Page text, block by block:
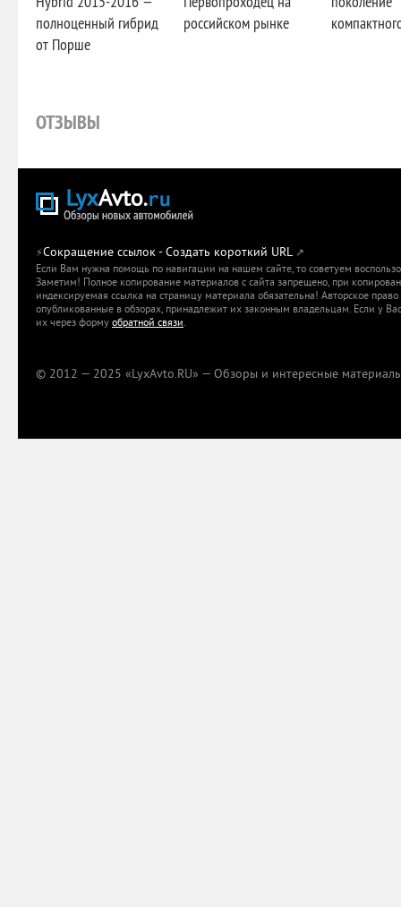
полноценный гибрид
от Порше
российском рынке
ОТЗЫВЫ
⚡Сокращение ссылок - Создать короткий URL ↗
Если Вам нужна помощь по навигации на нашем сайте, то советуем
Заметим! Полное копирование материалов с сайта запрещено, при
индексируемая ссылка на страницу материала обязательна! Авторское
опубликованные в обзорах, принадлежит их законным владельцам. Если у
их через форму обратной связи.
© 2012 — 2025 «LyxAvto.RU» — Обзоры и интересные